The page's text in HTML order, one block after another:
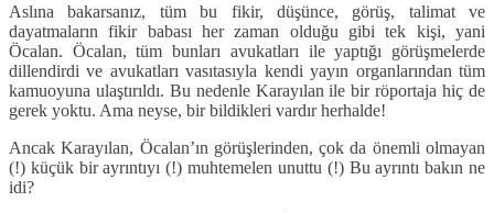
Aslına bakarsanız, tüm bu fikir, düşünce, görüş, talimat ve
dayatmaların fikir babası her zaman olduğu gibi tek kişi, yani
Öcalan. Öcalan, tüm bunları avukatları ile yaptığı görüşmelerde
dillendirdi ve avukatları vasıtasıyla kendi yayın organlarından tüm
kamuoyuna ulaştırıldı. Bu nedenle Karayılan ile bir röportaja hiç de
gerek yoktu. Ama neyse, bir bildikleri vardır herhalde!
Ancak Karayılan, Öcalan’ın görüşlerinden, çok da önemli olmayan
(!) küçük bir ayrıntıyı (!) muhtemelen unuttu (!) Bu ayrıntı bakın ne
idi?